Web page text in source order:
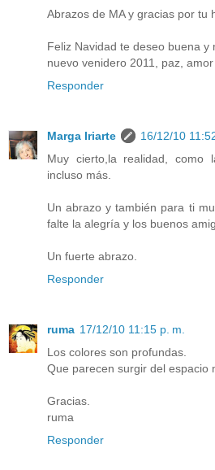
Abrazos de MA y gracias por tu
Feliz Navidad te deseo buena
nuevo venidero 2011, paz, amor
Responder
Marga Iriarte
16/12/10
Muy cierto,la realidad,
incluso más.
Un abrazo y también para ti
falte la alegría y los buenos
Un fuerte abrazo.
Responder
ruma 17/12/10 11:15 p. m.
Los colores son profundas.
Que parecen surgir del espacio
Gracias.
ruma
Responder